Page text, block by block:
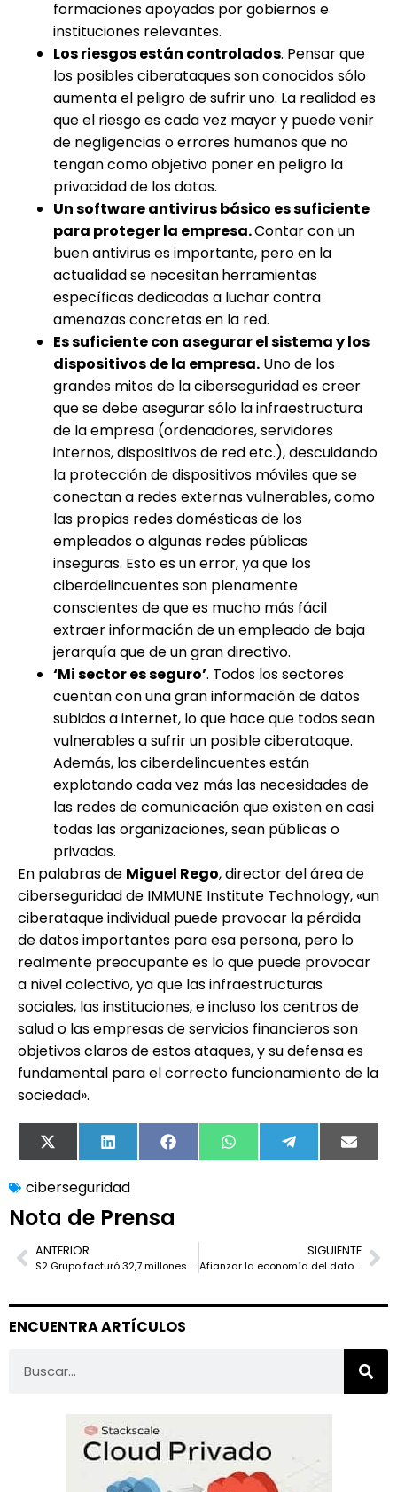
formaciones apoyadas por gobiernos e
instituciones relevantes.
Los riesgos están controlados. Pensar que
los posibles ciberataques son conocidos sólo
aumenta el peligro de sufrir uno. La realidad es
que el riesgo es cada vez mayor y puede venir
de negligencias o errores humanos que no
tengan como objetivo poner en peligro la
privacidad de los datos.
Un software antivirus básico es suficiente
para proteger la empresa.Contar con un
buen antivirus es importante, pero en la
actualidad se necesitanherramientas
específicas dedicadas a luchar contra
amenazas concretas en la red.
Es suficiente con asegurar el sistema y los
dispositivos de la empresa. Uno de los
grandes mitos de la ciberseguridad es creer
que se debe asegurar sólo la infraestructura
de la empresa (ordenadores, servidores
internos, dispositivos de red etc.), descuidando
la protección de dispositivos móviles que se
conectan a redes externas vulnerables, como
las propias redes domésticas de los
empleados o algunas redes públicas
inseguras. Esto es un error, ya que los
ciberdelincuentes son plenamente
conscientes de que es mucho más fácil
extraer información de un empleado de baja
jerarquía que de un gran directivo.
‘Mi sector es seguro’. Todos los sectores
cuentan con una gran información de datos
subidos a internet, lo que hace que todos sean
vulnerables a sufrir un posible ciberataque.
Además, los ciberdelincuentes están
explotando cada vez más las necesidades de
las redes de comunicación que existen en casi
todas las organizaciones, sean públicas o
privadas.
En palabras de Miguel Rego, director del área de
ciberseguridad de IMMUNE Institute Technology, «un
ciberataque individual puede provocar la pérdida
de datos importantes para esa persona, pero lo
realmente preocupante es lo que puede provocar
a nivel colectivo, ya que las infraestructuras
sociales, las instituciones, e incluso los centros de
salud o las empresas de servicios financieros son
objetivos claros de estos ataques, y su defensa es
fundamental para el correcto funcionamiento de la
sociedad».
X
(Twitter)
LinkedIn FacebookWhatsApp TelegramEmail
ciberseguridad
Nota de Prensa
ANTERIOR
S2 Grupo facturó 32,7 millones en 2022
SIGUIENTE
Afianzar la economía del dato e impulsar la creación de casos de uso compartidos, principales metas de Gaia-X España
ENCUENTRA ARTÍCULOS